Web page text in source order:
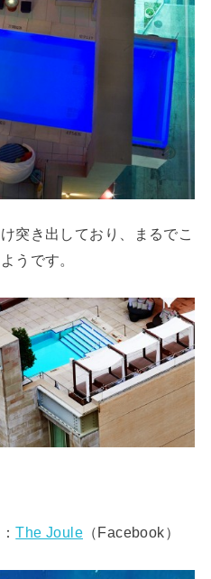
突き出しており、まるでこ
うです。
The Joule（Facebook）